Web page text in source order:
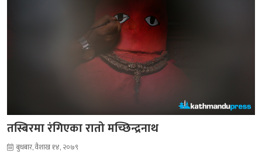
तस्बिरमा रंगिएका रातो मच्छिन्द्रनाथ
बुधबार, वैशाख १४, २०७९